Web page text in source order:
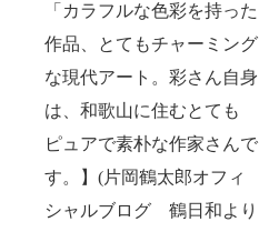
「 カラフルな色彩を持った
作品、とてもチャーミング
な現代アート。彩さん自身
は、和歌山に住むとても
ピュアで素朴な作家さんで
す。】 (片岡鶴太郎オフィ
シャルブログ 鶴日和より